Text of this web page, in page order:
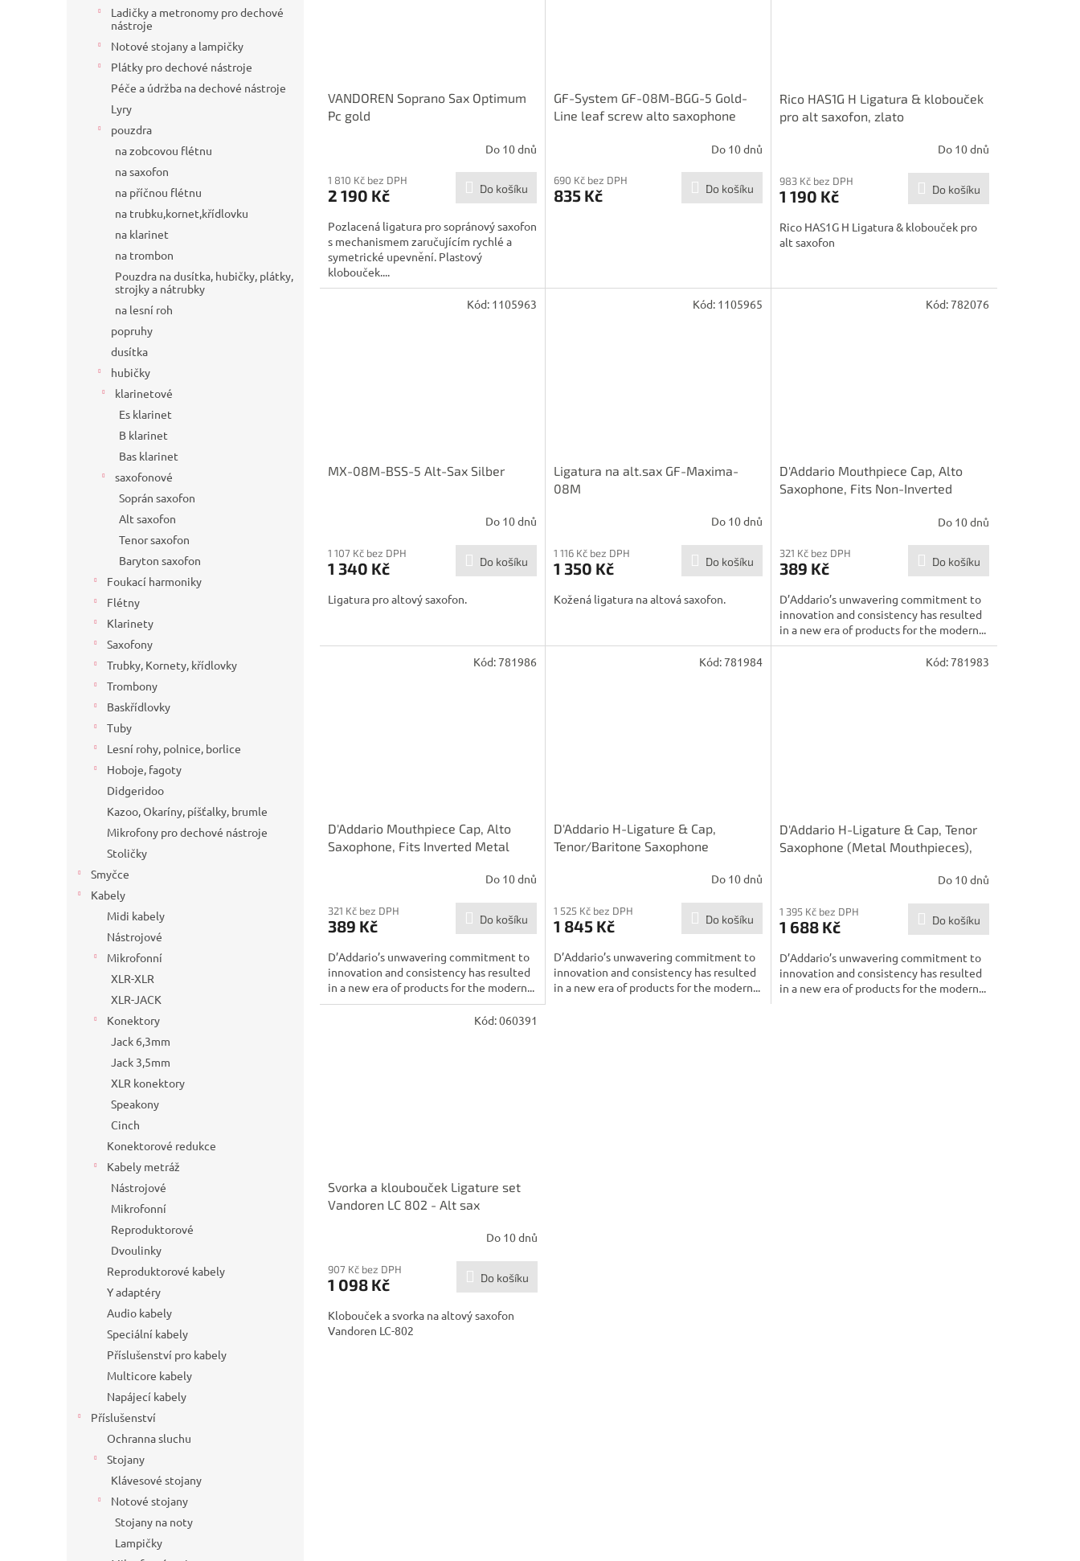
Ladičky a metronomy pro dechové
nástroje
Notové stojany a lampičky
Plátky pro dechové nástroje
Péče a údržba na dechové nástroje
Lyry
pouzdra
na zobcovou flétnu
na saxofon
na příčnou flétnu
na trubku,kornet,křídlovku
na klarinet
na trombon
Pouzdra na dusítka, hubičky, plátky,
strojky a nátrubky
na lesní roh
popruhy
dusítka
hubičky
klarinetové
Es klarinet
B klarinet
Bas klarinet
saxofonové
Soprán saxofon
Alt saxofon
Tenor saxofon
Baryton saxofon
Foukací harmoniky
Flétny
Klarinety
Saxofony
Trubky, Kornety, křídlovky
Trombony
Baskřídlovky
Tuby
Lesní rohy, polnice, borlice
Hoboje, fagoty
Didgeridoo
Kazoo, Okaríny, píšťalky, brumle
Mikrofony pro dechové nástroje
Stoličky
Smyčce
Kabely
Midi kabely
Nástrojové
Mikrofonní
XLR-XLR
XLR-JACK
Konektory
Jack 6,3mm
Jack 3,5mm
XLR konektory
Speakony
Cinch
Konektorové redukce
Kabely metráž
Nástrojové
Mikrofonní
Reproduktorové
Dvoulinky
Reproduktorové kabely
Y adaptéry
Audio kabely
Speciální kabely
Příslušenství pro kabely
Multicore kabely
Napájecí kabely
Příslušenství
Ochranna sluchu
Stojany
Klávesové stojany
Notové stojany
Stojany na noty
Lampičky
VANDOREN Soprano Sax Optimum
Pc gold
Do 10 dnů
1 810 Kč bez DPH
2 190 Kč Do košíku
Pozlacená ligatura pro sopránový saxofon
s mechanismem zaručujícím rychlé a
symetrické upevnění. Plastový
klobouček....
GF-System GF-08M-BGG-5 Gold-
Line leaf screw alto saxophone
Do 10 dnů
690 Kč bez DPH
835 Kč Do košíku
Rico HAS1G H Ligatura & klobouček
pro alt saxofon, zlato
Do 10 dnů
983 Kč bez DPH
1 190 Kč Do košíku
Rico HAS1G H Ligatura & klobouček pro
alt saxofon
MX-08M-BSS-5 Alt-Sax Silber
Do 10 dnů
1 107 Kč bez DPH
1 340 Kč Do košíku
Ligatura pro altový saxofon.
Kód: 1105963
Ligatura na alt.sax GF-Maxima-
08M
Do 10 dnů
1 116 Kč bez DPH
1 350 Kč Do košíku
Kožená ligatura na altová saxofon.
Kód: 1105965
D'Addario Mouthpiece Cap, Alto
Saxophone, Fits Non-Inverted
Do 10 dnů
321 Kč bez DPH
389 Kč Do košíku
D’Addario’s unwavering commitment to
innovation and consistency has resulted
in a new era of products for the modern...
Kód:782076
D'Addario Mouthpiece Cap, Alto
Saxophone, Fits Inverted Metal
Do 10 dnů
321 Kč bez DPH
389 Kč Do košíku
D’Addario’s unwavering commitment to
innovation and consistency has resulted
in a new era of products for the modern...
Kód:781986
D'Addario H-Ligature & Cap,
Tenor/Baritone Saxophone
Do 10 dnů
1 525 Kč bez DPH
1 845 Kč Do košíku
D’Addario’s unwavering commitment to
innovation and consistency has resulted
in a new era of products for the modern...
Kód:781984
D'Addario H-Ligature & Cap, Tenor
Saxophone (Metal Mouthpieces),
Do 10 dnů
1 395 Kč bez DPH
1 688 Kč Do košíku
D’Addario’s unwavering commitment to
innovation and consistency has resulted
in a new era of products for the modern...
Kód:781983
Svorka a kloubouček Ligature set
Vandoren LC 802 - Alt sax
Do 10 dnů
907 Kč bez DPH
1 098 Kč Do košíku
Klobouček a svorka na altový saxofon
Vandoren LC-802
Kód:060391